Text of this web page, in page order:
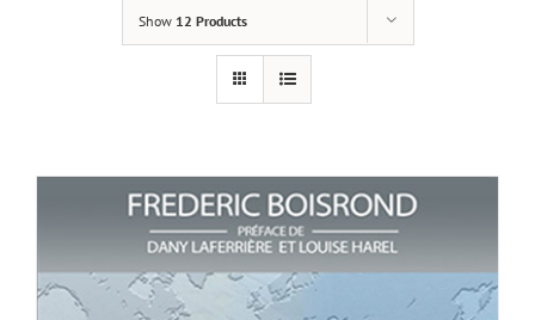
Show 12 Products